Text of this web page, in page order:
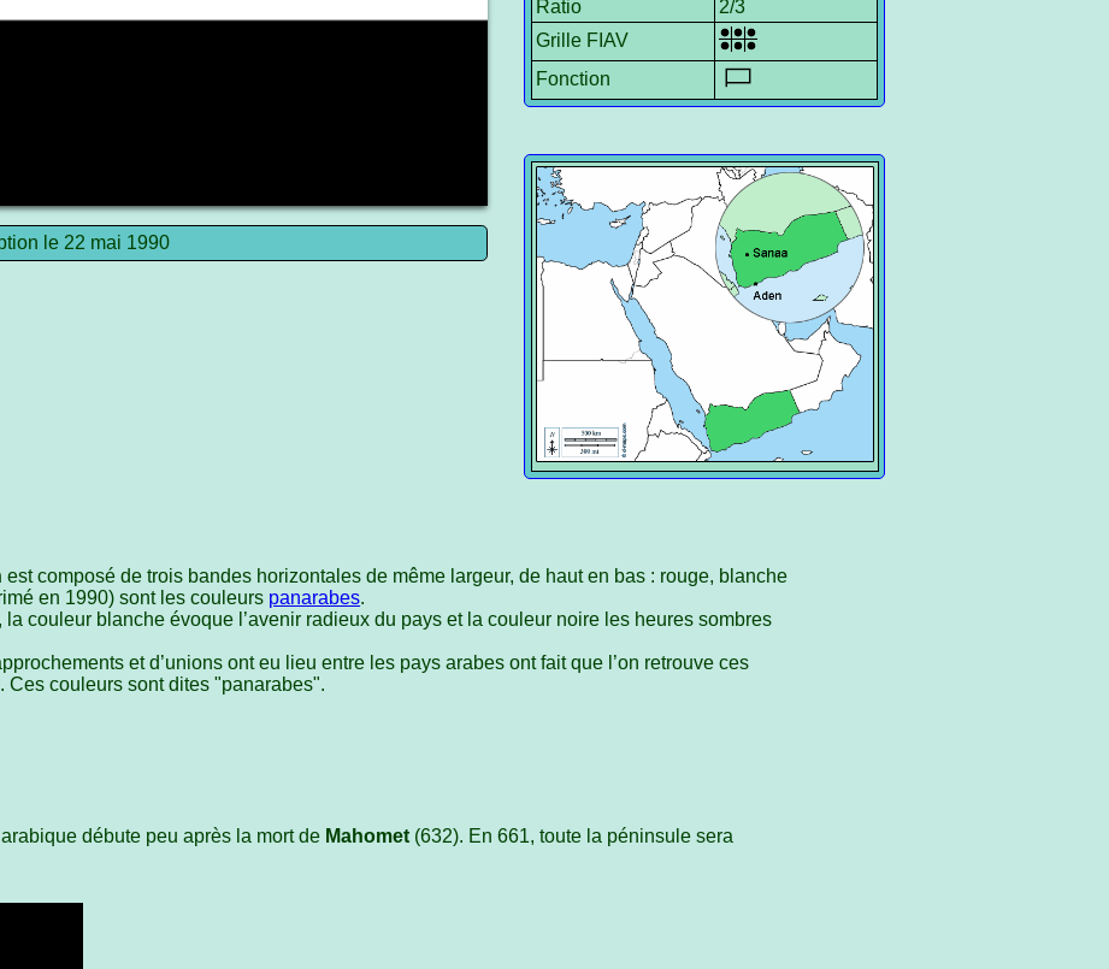
le 22 mai 1990
Ratio
2/3
Grille FIAV
Fonction
est composé de trois bandes horizontales de même largeur, de haut en bas : rouge, blanche
en 1990) sont les couleurs panarabes.
couleur blanche évoque l’avenir radieux du pays et la couleur noire les heures sombres
et d’unions ont eu lieu entre les pays arabes ont fait que l’on retrouve ces
couleurs sont dites "panarabes".
débute peu après la mort de Mahomet(632). En 661, toute la péninsule sera